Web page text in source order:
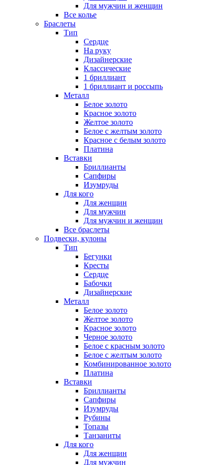
Для мужчин и женщин
Все колье
Браслеты
Тип
Сердце
На руку
Дизайнерские
Классические
1 бриллиант
1 бриллиант и россыпь
Металл
Белое золото
Красное золото
Желтое золото
Белое с желтым золото
Красное с белым золото
Платина
Вставки
Бриллианты
Сапфиры
Изумруды
Для кого
Для женщин
Для мужчин
Для мужчин и женщин
Все браслеты
Подвески, кулоны
Тип
Бегунки
Кресты
Сердце
Бабочки
Дизайнерские
Металл
Белое золото
Желтое золото
Красное золото
Черное золото
Белое с красным золото
Белое с желтым золото
Комбинированное золото
Платина
Вставки
Бриллианты
Сапфиры
Изумруды
Рубины
Топазы
Танзаниты
Для кого
Для женщин
Для мужчин